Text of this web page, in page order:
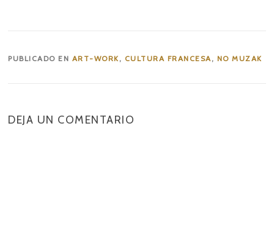
PUBLICADO EN ART-WORK , CULTURA FRANCESA, NO MUZAK
DEJA UN COMENTARIO